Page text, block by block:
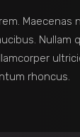
Maecenas
Nullam
rhoncus.